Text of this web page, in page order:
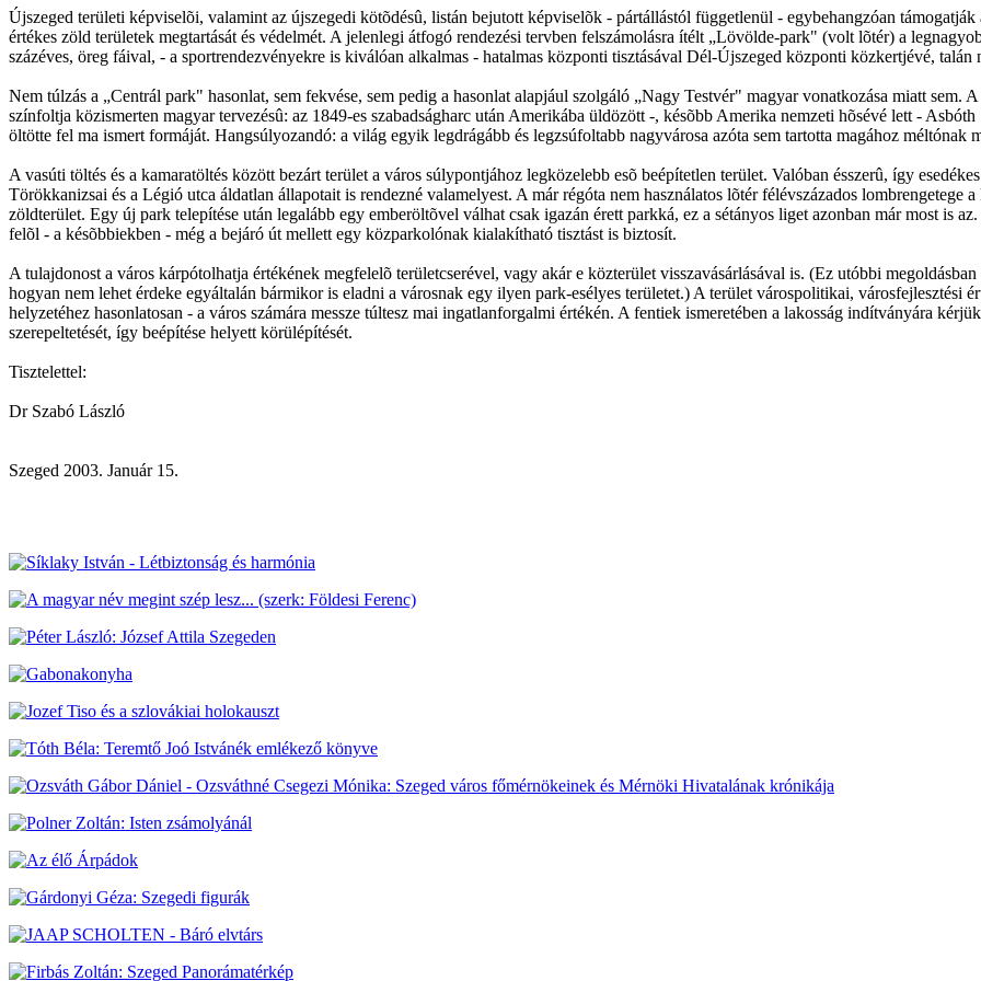
Újszeged területi képviselõi, valamint az újszegedi kötõdésû, listán bejutott képviselõk - pártállástól függetlenül - egybehangzóan
értékes zöld területek megtartását és védelmét. A jelenlegi átfogó rendezési tervben felszámolásra ítélt „Lövölde-park" (volt lõtér) a
százéves, öreg fáival, - a sportrendezvényekre is kiválóan alkalmas - hatalmas központi tisztásával Dél-Újszeged központi közkertjévé,
Nem túlzás a „Centrál park" hasonlat, sem fekvése, sem pedig a hasonlat alapjául szolgáló „Nagy Testvér" magyar vonatkozása miatt
színfoltja közismerten magyar tervezésû: az 1849-es szabadságharc után Amerikába üldözött -, késõbb Amerika nemzeti hõsévé lett -
öltötte fel ma ismert formáját. Hangsúlyozandó: a világ egyik legdrágább és legzsúfoltabb nagyvárosa azóta sem tartotta magához méltónak
A vasúti töltés és a kamaratöltés között bezárt terület a város súlypontjához legközelebb esõ beépítetlen terület. Valóban ésszerû, így
Törökkanizsai és a Légió utca áldatlan állapotait is rendezné valamelyest. A már régóta nem használatos lõtér félévszázados
zöldterület. Egy új park telepítése után legalább egy emberöltõvel válhat csak igazán érett parkká, ez a sétányos liget azonban már most is
felõl - a késõbbiekben - még a bejáró út mellett egy közparkolónak kialakítható tisztást is biztosít.
A tulajdonost a város kárpótolhatja értékének megfelelõ területcserével, vagy akár e közterület visszavásárlásával is. (Ez utóbbi
hogyan nem lehet érdeke egyáltalán bármikor is eladni a városnak egy ilyen park-esélyes területet.) A terület várospolitikai, városfejlesztési
helyzetéhez hasonlatosan - a város számára messze túltesz mai ingatlanforgalmi értékén. A fentiek ismeretében a lakosság indítványára
szerepeltetését, így beépítése helyett körülépítését.
Tisztelettel:
Dr Szabó László
Szeged 2003. Január 15.